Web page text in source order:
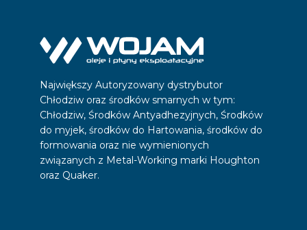
Największy Autoryzowany dystrybutor
Chłodziw oraz środków smarnych w tym:
Chłodziw, Środków Antyadhezyjnych, Środków
do myjek, środków do Hartowania, środków do
formowania oraz nie wymienionych
związanych z Metal-Working marki Houghton
oraz Quaker.